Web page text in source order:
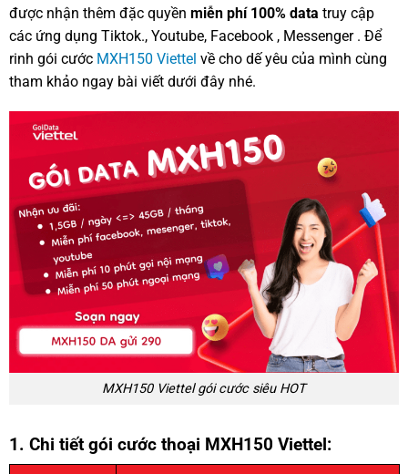
được nhận thêm đặc quyền miễn phí 100% data truy cập
các ứng dụng Tiktok., Youtube, Facebook , Messenger . Để
rinh gói cước MXH150 Viettel về cho dế yêu của mình cùng
tham khảo ngay bài viết dưới đây nhé.
MXH150 Viettel gói cước siêu HOT
1. Chi tiết gói cước thoại MXH150 Viettel: